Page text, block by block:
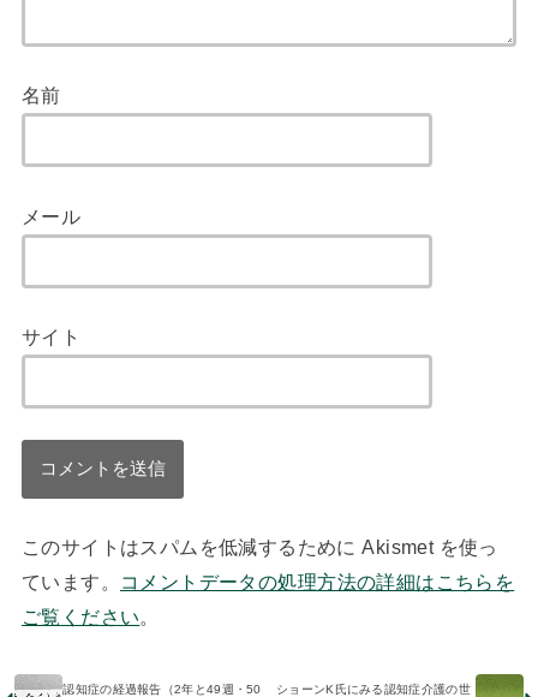
名前
メール
サイト
このサイトはスパムを低減するために Akismet を使っ
ています。
コメントデータの処理方法の詳細はこちらを
ご覧ください。
認知症の経過報告（2年と49週・50
ショーンK氏にみる認知症介護の世